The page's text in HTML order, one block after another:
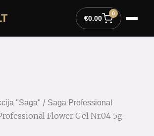
€0.00
0
"Saga" / Saga Professional
Flower Gel Nr.04 5g.